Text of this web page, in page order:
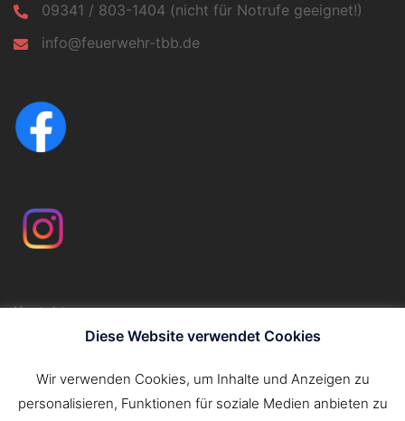
09341 / 803-1404 (nicht für Notrufe geeignet!)
info@feuerwehr-tbb.de
Kontakt
ImpressumDiese Website verwendet Cookies
Wir verwenden Cookies, um Inhalte und Anzeigen zu
personalisieren, Funktionen für soziale Medien anbieten zu